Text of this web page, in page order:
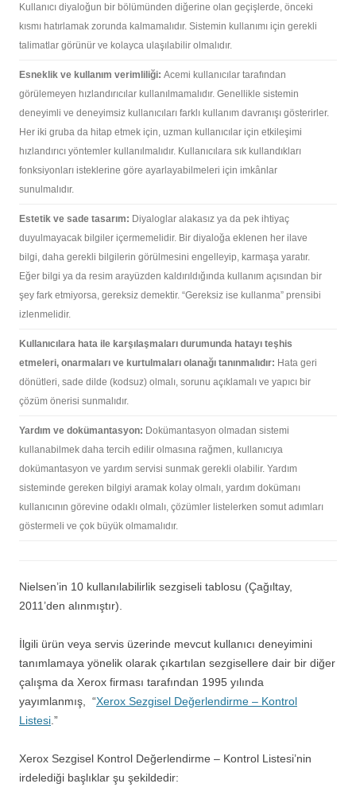
Kullanıcı diyaloğun bir bölümünden diğerine olan geçişlerde, önceki
kısmı hatırlamak zorunda kalmamalıdır. Sistemin kullanımı için gerekli
talimatlar görünür ve kolayca ulaşılabilir olmalıdır.
Esneklik ve kullanım verimliliği: Acemi kullanıcılar tarafından
görülemeyen hızlandırıcılar kullanılmamalıdır. Genellikle sistemin
deneyimli ve deneyimsiz kullanıcıları farklı kullanım davranışı gösterirler.
Her iki gruba da hitap etmek için, uzman kullanıcılar için etkileşimi
hızlandırıcı yöntemler kullanılmalıdır. Kullanıcılara sık kullandıkları
fonksiyonları isteklerine göre ayarlayabilmeleri için imkânlar
sunulmalıdır.
Estetik ve sade tasarım: Diyaloglar alakasız ya da pek ihtiyaç
duyulmayacak bilgiler içermemelidir. Bir diyaloğa eklenen her ilave
bilgi, daha gerekli bilgilerin görülmesini engelleyip, karmaşa yaratır.
Eğer bilgi ya da resim arayüzden kaldırıldığında kullanım açısından bir
şey fark etmiyorsa, gereksiz demektir. “Gereksiz ise kullanma” prensibi
izlenmelidir.
Kullanıcılara hata ile karşılaşmaları durumunda hatayı teşhis
etmeleri, onarmaları ve kurtulmaları olanağı tanınmalıdır: Hata geri
dönütleri, sade dilde (kodsuz) olmalı, sorunu açıklamalı ve yapıcı bir
çözüm önerisi sunmalıdır.
Yardım ve dokümantasyon: Dokümantasyon olmadan sistemi
kullanabilmek daha tercih edilir olmasına rağmen, kullanıcıya
dokümantasyon ve yardım servisi sunmak gerekli olabilir. Yardım
sisteminde gereken bilgiyi aramak kolay olmalı, yardım dokümanı
kullanıcının görevine odaklı olmalı, çözümler listelerken somut adımları
göstermeli ve çok büyük olmamalıdır.
Nielsen’in 10 kullanılabilirlik sezgiseli tablosu (Çağıltay,
2011’den alınmıştır).
İlgili ürün veya servis üzerinde mevcut kullanıcı deneyimini
tanımlamaya yönelik olarak çıkartılan sezgisellere dair bir diğer
çalışma da Xerox firması tarafından 1995 yılında
yayımlanmış, “Xerox Sezgisel Değerlendirme – Kontrol
Listesi .”
Xerox Sezgisel Kontrol Değerlendirme – Kontrol Listesi’nin
irdelediği başlıklar şu şekildedir: